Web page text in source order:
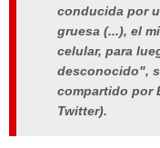
conducida por
gruesa (...), el
celular, para
desconocido",
compartido por
Twitter).